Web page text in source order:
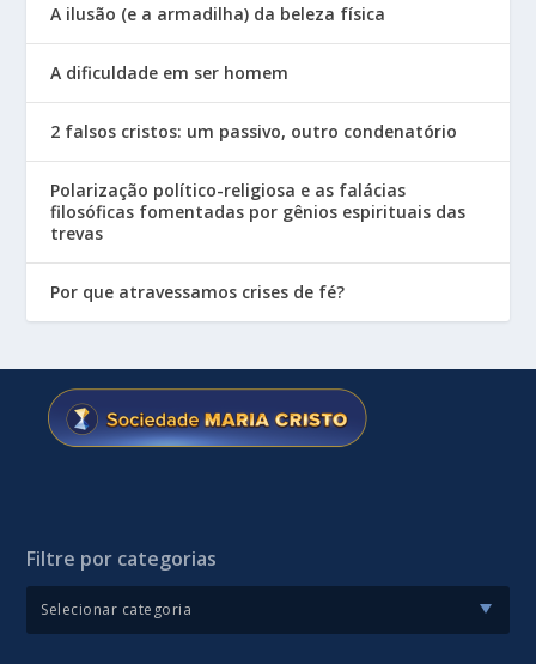
A ilusão (e a armadilha) da beleza física
A dificuldade em ser homem
2 falsos cristos: um passivo, outro condenatório
Polarização político-religiosa e as falácias
filosóficas fomentadas por gênios espirituais das
trevas
Por que atravessamos crises de fé?
Filtre por categorias